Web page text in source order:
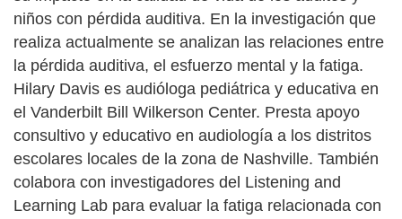
niños con pérdida auditiva. En la investigación que
realiza actualmente se analizan las relaciones entre
la pérdida auditiva, el esfuerzo mental y la fatiga.
Hilary Davis es audióloga pediátrica y educativa en
el Vanderbilt Bill Wilkerson Center. Presta apoyo
consultivo y educativo en audiología a los distritos
escolares locales de la zona de Nashville. También
colabora con investigadores del Listening and
Learning Lab para evaluar la fatiga relacionada con